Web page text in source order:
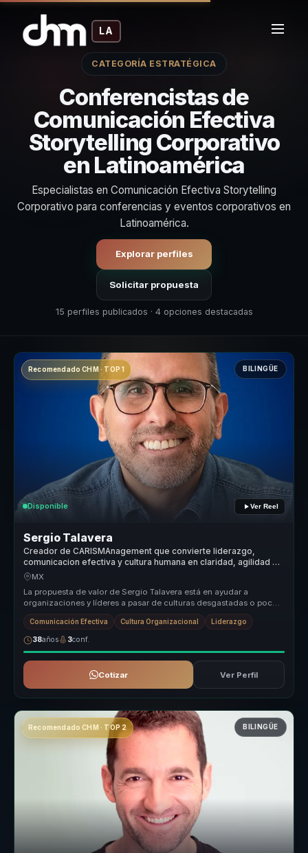
LA
CATEGORÍA ESTRATÉGICA
Conferencistas de
Comunicación Efectiva
Storytelling Corporativo
en Latinoamérica
Especialistas en Comunicación Efectiva Storytelling
Corporativo para conferencias y eventos corporativos en
Latinoamérica.
Explorar perfiles
Solicitar propuesta
15 perfiles publicados · 4 opciones destacadas
Recomendado CHM · TOP 1 BILINGÜE
Disponible Ver Reel
Sergio Talavera
Creador de CARISMAnagement que convierte liderazgo,
comunicacion efectiva y cultura humana en claridad, agilidad y
cohesion para equipos.
MX
La propuesta de valor de Sergio Talavera está en ayudar a
organizaciones y líderes a pasar de culturas desgastadas o poco
coherentes a en...
Comunicación Efectiva Cultura Organizacional Liderazgo
38años 3conf.
Cotizar Ver Perfil
Recomendado CHM · TOP 2 BILINGÜE